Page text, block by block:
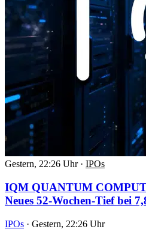
Gestern, 22:26 Uhr · IPOs
IQM QUANTUM
Neues 52-Wochen-Tief bei
IPOs · Gestern, 22:26 Uhr